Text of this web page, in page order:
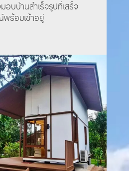
อบบ้านสำเร็จรูปที่เสร็จ
ร้อมเข้าอยู่